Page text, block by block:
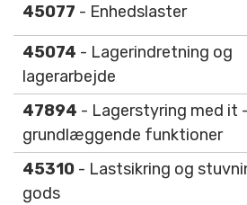
45077 - Enhedslaster
45074 - Lagerindretning og
lagerarbejde
47894 - Lagerstyring med it -
grundlæggende funktioner
45310 - Lastsikring og
gods